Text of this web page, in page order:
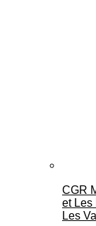
CGR
et Les
Les